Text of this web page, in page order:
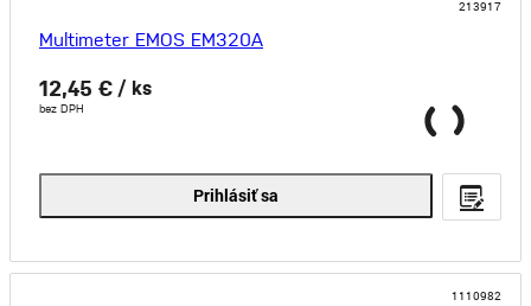
213917
Multimeter EMOS EM320A
12,45 € / ks
bez DPH
Prihlásiť sa
1110982